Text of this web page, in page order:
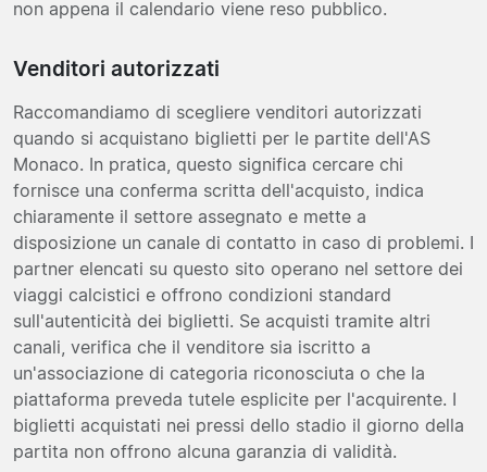
non appena il calendario viene reso pubblico.
Venditori autorizzati
Raccomandiamo di scegliere venditori autorizzati
quando si acquistano biglietti per le partite dell'AS
Monaco. In pratica, questo significa cercare chi
fornisce una conferma scritta dell'acquisto, indica
chiaramente il settore assegnato e mette a
disposizione un canale di contatto in caso di problemi. I
partner elencati su questo sito operano nel settore dei
viaggi calcistici e offrono condizioni standard
sull'autenticità dei biglietti. Se acquisti tramite altri
canali, verifica che il venditore sia iscritto a
un'associazione di categoria riconosciuta o che la
piattaforma preveda tutele esplicite per l'acquirente. I
biglietti acquistati nei pressi dello stadio il giorno della
partita non offrono alcuna garanzia di validità.